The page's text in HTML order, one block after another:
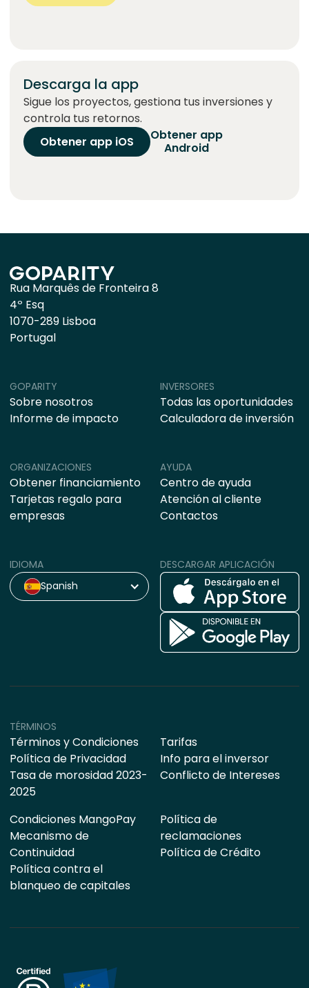
Descarga la app
Sigue los proyectos, gestiona tus inversiones y
controla tus retornos.
Obtener app iOS
Obtener app
Android
Rua Marquês de Fronteira 8
4º Esq
1070-289 Lisboa
Portugal
ORGANIZACIONES
Obtener financiamiento
Tarjetas regalo para
empresas
AYUDA
Centro de ayuda
Atención al cliente
Contactos
GOPARITY
Sobre nosotros
Informe de impacto
INVERSORES
Todas las oportunidades
Calculadora de inversión
IDIOMA
Spanish
DESCARGAR APLICACIÓN
TÉRMINOS
Términos y Condiciones
Política de Privacidad
Tasa de morosidad 2023-
2025
Tarifas
Info para el inversor
Conflicto de Intereses
Condiciones MangoPay
Mecanismo de
Continuidad
Política contra el
blanqueo de capitales
Política de
reclamaciones
Política de Crédito